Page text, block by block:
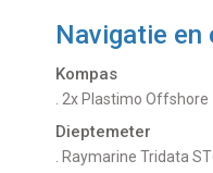
Navigatie en
Kompas
. 2x Plastimo Offshore
Dieptemeter
. Raymarine Tridata